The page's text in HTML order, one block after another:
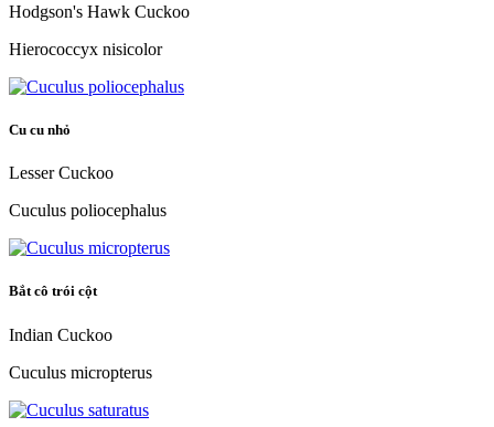
Hodgson's Hawk Cuckoo
Hierococcyx nisicolor
Cu cu nhỏ
Lesser Cuckoo
Cuculus poliocephalus
Bắt cô trói cột
Indian Cuckoo
Cuculus micropterus